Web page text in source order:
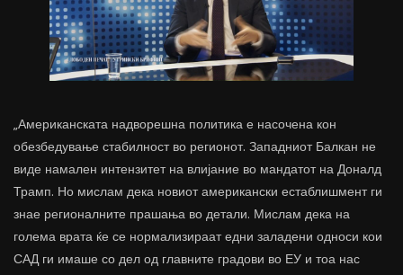
„Американската надворешна политика е насочена кон
обезбедување стабилност во регионот. Западниот Балкан не
виде намален интензитет на влијание во мандатот на Доналд
Трамп. Но мислам дека новиот американски естаблишмент ги
знае регионалните прашања во детали. Мислам дека на
голема врата ќе се нормализираат едни заладени односи кои
САД ги имаше со дел од главните градови во ЕУ и тоа нас